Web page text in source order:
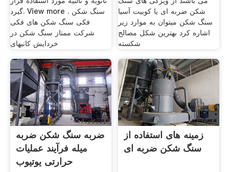
گیرد. View more . سنگ شکن
فکی سنگ شکن های فکی
شرکت ممتاز سنگ شکن در
خردایش کانیهای
شکن ضربه ای یا کوبیت آسیا
سنگ شکن میتوان به موارد زیر
اشاره کرد بهترین شکل مصالح
شکسته
ضربه سنگ شکن ضربه
میله فرآیند عملیات
حرارتی یوتیوب
زمینه های استفاده از
سنگ شکن ضربه ای